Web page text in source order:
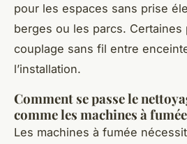
pour les espaces sans prise
berges ou les parcs. Certaines
couplage sans fil entre
l’installation.
Comment se passe le
comme les machines à
Les machines à fumée